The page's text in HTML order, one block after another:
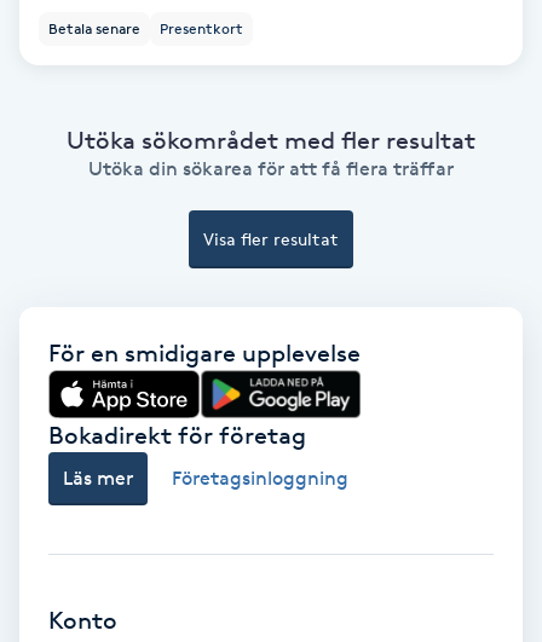
Psoriasis
Rakning
Reflexologi
Reiki
Reikihealing
Betala senare Presentkort
Utöka sökområdet med fler resultat
Utöka din sökarea för att få flera träffar
Visa fler resultat
För en smidigare upplevelse
Bokadirekt för företag
Läs mer Företagsinloggning
Konto